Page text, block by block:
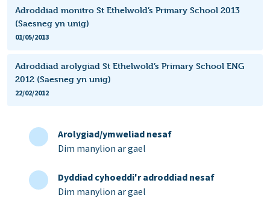
Adroddiad monitro St Ethelwold’s Primary School 2013
(Saesneg yn unig)
01/05/2013
Adroddiad arolygiad St Ethelwold’s Primary School ENG
2012 (Saesneg yn unig)
22/02/2012
Arolygiad/ymweliad nesaf
Dim manylion ar gael
Dyddiad cyhoeddi'r adroddiad nesaf
Dim manylion ar gael